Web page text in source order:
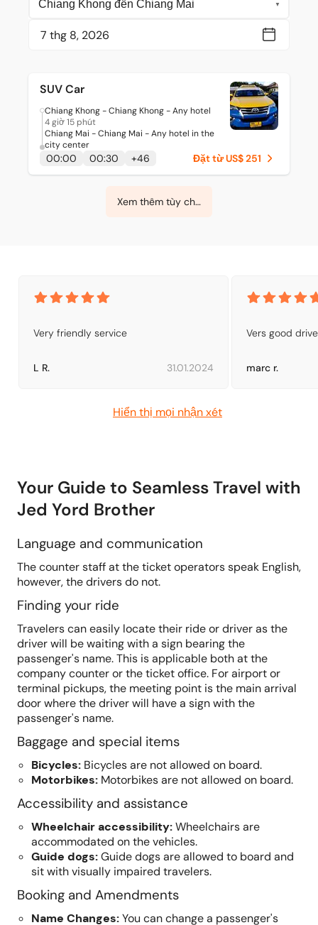
SUV Car
Chiang Khong - Chiang Khong - Any hotel
4 giờ 15 phút
Chiang Mai - Chiang Mai - Any hotel in the
city center
00:00 00:30 +46 Đặt từ US$ 251
Xem thêm tùy chọn
Very friendly service
L R. 31.01.2024
Vers good
marc r.
Hiển thị mọi nhận xét
Your Guide to Seamless Travel with
Jed Yord Brother
Language and communication
The counter staff at the ticket operators speak English,
however, the drivers do not.
Finding your ride
Travelers can easily locate their ride or driver as the
driver will be waiting with a sign bearing the
passenger's name. This is applicable both at the
company counter or the ticket office. For airport or
terminal pickups, the meeting point is the main arrival
door where the driver will have a sign with the
passenger's name.
Baggage and special items
Bicycles: Bicycles are not allowed on board.
Motorbikes: Motorbikes are not allowed on board.
Accessibility and assistance
Wheelchair accessibility:Wheelchairs are
accommodated on the vehicles.
Guide dogs:Guide dogs are allowed to board and
sit with visually impaired travelers.
Booking and Amendments
Name Changes:You can change a passenger's